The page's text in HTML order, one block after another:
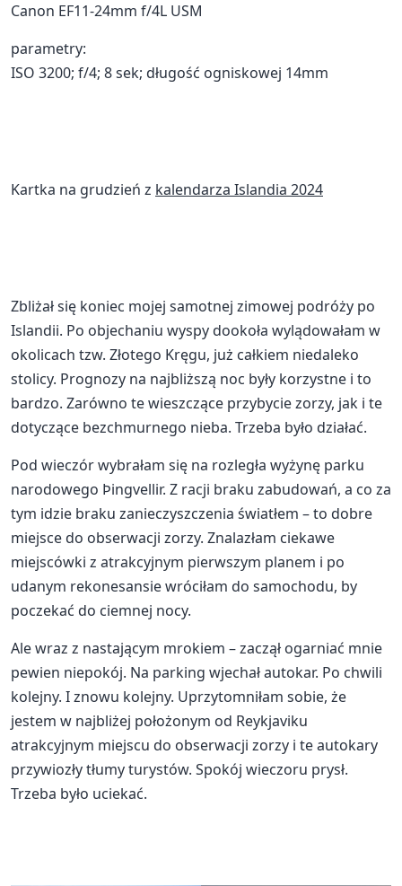
Canon EF11-24mm f/4L USM
parametry:
ISO 3200; f/4; 8 sek; długość ogniskowej 14mm
Kartka na grudzień z kalendarza Islandia 2024
Zbliżał się koniec mojej samotnej zimowej podróży po
Islandii. Po objechaniu wyspy dookoła wylądowałam w
okolicach tzw. Złotego Kręgu, już całkiem niedaleko
stolicy. Prognozy na najbliższą noc były korzystne i to
bardzo. Zarówno te wieszczące przybycie zorzy, jak i te
dotyczące bezchmurnego nieba. Trzeba było działać.
Pod wieczór wybrałam się na rozległa wyżynę parku
narodowego Þingvellir. Z racji braku zabudowań, a co za
tym idzie braku zanieczyszczenia światłem – to dobre
miejsce do obserwacji zorzy. Znalazłam ciekawe
miejscówki z atrakcyjnym pierwszym planem i po
udanym rekonesansie wróciłam do samochodu, by
poczekać do ciemnej nocy.
Ale wraz z nastającym mrokiem – zaczął ogarniać mnie
pewien niepokój. Na parking wjechał autokar. Po chwili
kolejny. I znowu kolejny. Uprzytomniłam sobie, że
jestem w najbliżej położonym od Reykjaviku
atrakcyjnym miejscu do obserwacji zorzy i te autokary
przywiozły tłumy turystów. Spokój wieczoru prysł.
Trzeba było uciekać.